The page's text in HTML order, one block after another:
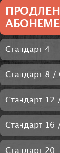
Стандарт 4
Стандарт 8 /
Стандарт 12
Стандарт 16
Стандарт 20